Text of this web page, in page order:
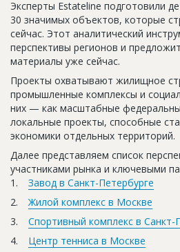
Пресс-релизы
Правила работы
Контакты
Личный кабинет
Эксперты Estateline подготовили
30 значимых объектов, которые
сейчас. Этот аналитический
перспективы регионов и
материалы уже сейчас.
Проекты охватывают жилищное
промышленные комплексы и
них — как масштабные
локальные проекты, способные
экономики отдельных территорий.
Далее представляем список
участниками рынка и ключевыми
Завод в Санкт-Петербурге
Жилой комплекс в Москве
Спортивный комплекс в Санкт-
Центр тенниса в Москве